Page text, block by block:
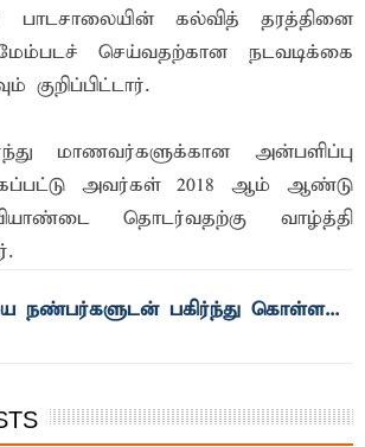
பாடசாலையின் கல்வித் தரத்தினை
மேம்படச் செய்வதற்கான நடவடிக்கை
குறிப்பிட்டார்.
மாணவர்களுக்கான அன்பளிப்பு
அவர்கள் 2018 ஆம் ஆண்டு
தொடர்வதற்கு வாழ்த்தி
நண்பர்களுடன் பகிர்ந்து கொள்ள...